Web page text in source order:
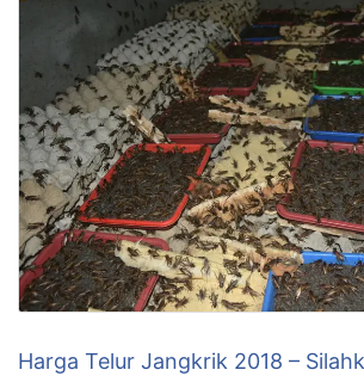
Harga Telur Jangkrik 2018 –